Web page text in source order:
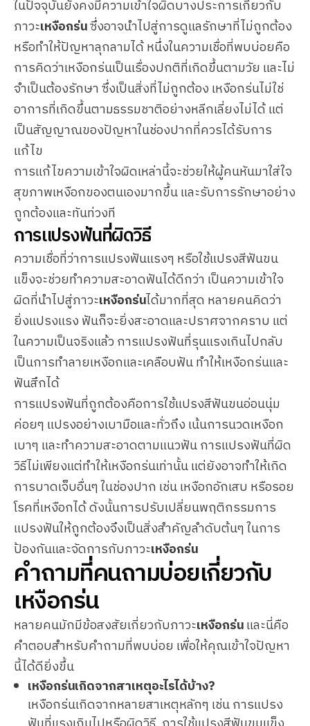
ในปัจจุบันยังคงมีความเข้าใจผิดบางประการเกี่ยวกับ
ภาวะเหงือกร่นซึ่งอาจนำไปสู่การดูแลรักษาที่ไม่ถูกต้อง
หรือทำให้ปัญหาลุกลามได้ หนึ่งในความเชื่อที่พบบ่อยคือ
การคิดว่าเหงือกร่นเป็นเรื่องปกติที่เกิดขึ้นตามวัย และไม่
จำเป็นต้องรักษา ซึ่งเป็นสิ่งที่ไม่ถูกต้อง เหงือกร่นไม่ใช่
อาการที่เกิดขึ้นตามธรรมชาติอย่างหลีกเลี่ยงไม่ได้ แต่
เป็นสัญญาณของปัญหาในช่องปากที่ควรได้รับการ
แก้ไข
การแก้ไขความเข้าใจผิดเหล่านี้จะช่วยให้ผู้คนหันมาใส่ใจ
สุขภาพเหงือกของตนเองมากขึ้น และรับการรักษาอย่าง
ถูกต้องและทันท่วงที
การแปรงฟันที่ผิดวิธี
ความเชื่อที่ว่าการแปรงฟันแรงๆ หรือใช้แปรงสีฟันขน
แข็งจะช่วยทำความสะอาดฟันได้ดีกว่า เป็นความเข้าใจ
ผิดที่นำไปสู่ภาวะเหงือกร่นได้มากที่สุด หลายคนคิดว่า
ยิ่งแปรงแรง ฟันก็จะยิ่งสะอาดและปราศจากคราบ แต่
ในความเป็นจริงแล้ว การแปรงฟันที่รุนแรงเกินไปกลับ
เป็นการทำลายเหงือกและเคลือบฟัน ทำให้เหงือกร่นและ
ฟันสึกได้
การแปรงฟันที่ถูกต้องคือการใช้แปรงสีฟันขนอ่อนนุ่ม
ค่อยๆ แปรงอย่างเบามือและทั่วถึง เน้นการนวดเหงือก
เบาๆ และทำความสะอาดตามแนวฟัน การแปรงฟันที่ผิด
วิธีไม่เพียงแต่ทำให้เหงือกร่นเท่านั้น แต่ยังอาจทำให้เกิด
การบาดเจ็บอื่นๆ ในช่องปาก เช่น เหงือกอักเสบ หรือรอย
โรคที่เหงือกได้ ดังนั้นการปรับเปลี่ยนพฤติกรรมการ
แปรงฟันให้ถูกต้องจึงเป็นสิ่งสำคัญลำดับต้นๆ ในการ
ป้องกันและจัดการกับภาวะเหงือกร่น
คำถามที่คนถามบ่อยเกี่ยวกับ
เหงือกร่น
หลายคนมักมีข้อสงสัยเกี่ยวกับภาวะเหงือกร่นและนี่คือ
คำตอบสำหรับคำถามที่พบบ่อย เพื่อให้คุณเข้าใจปัญหา
นี้ได้ดียิ่งขึ้น
เหงือกร่นเกิดจากสาเหตุอะไรได้บ้าง?
เหงือกร่นเกิดจากหลายสาเหตุหลักๆ เช่น การแปรง